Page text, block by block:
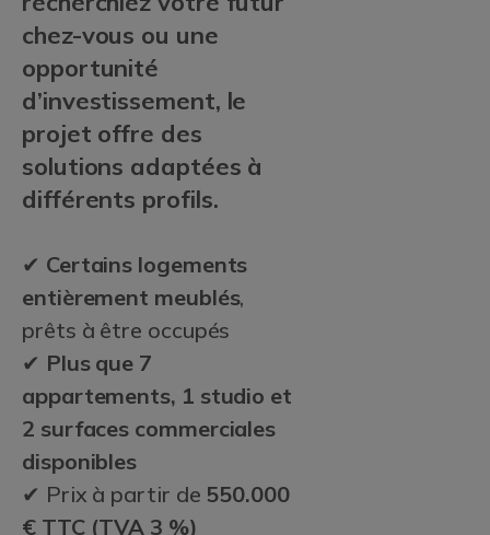
chez-vous ou une
opportunité
d’investissement, le
projet offre des
solutions adaptées à
différents profils.
✔ Certains logements
entièrement meublés,
prêts à être occupés
✔ Plus que 7
appartements, 1 studio et
2 surfaces commerciales
disponibles
✔ Prix à partir de 550.000
€ TTC (TVA 3 %)